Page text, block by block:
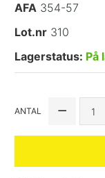
AFA 354-57
Lot.nr 310
Lagerstatus: På
ANTAL